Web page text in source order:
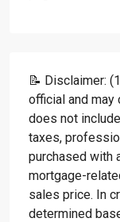
📝 Disclaimer:
official and may
does not
taxes,
purchased with
mortgage-
sales price. In
determined